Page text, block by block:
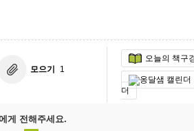
모으기 1
오늘의 책구
더
게 전해주세요.